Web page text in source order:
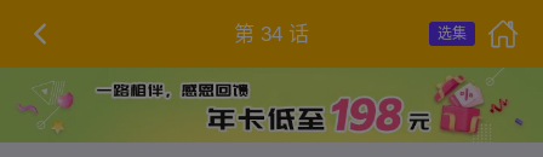
第 34 话 选集